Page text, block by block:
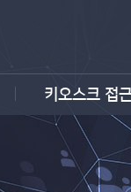
키오스크 접